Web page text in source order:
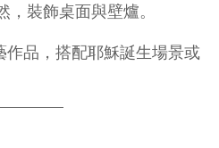
，裝飾桌面與壁爐。
作品，搭配耶穌誕生場景或